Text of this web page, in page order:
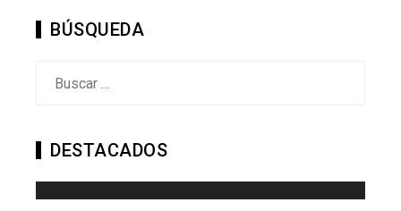
BÚSQUEDA
DESTACADOS